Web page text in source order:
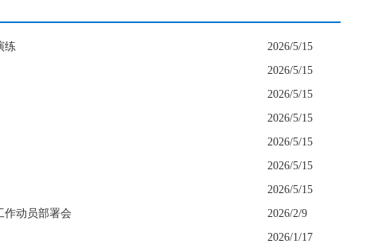
练
2026/5/15
2026/5/15
2026/5/15
2026/5/15
2026/5/15
2026/5/15
2026/5/15
作动员部署会
2026/2/9
2026/1/17